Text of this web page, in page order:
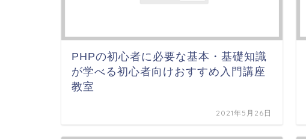
PHPの初心者に必要な基本・基礎知識
が学べる初心者向けおすすめ入門講座
教室
2021年5月26日